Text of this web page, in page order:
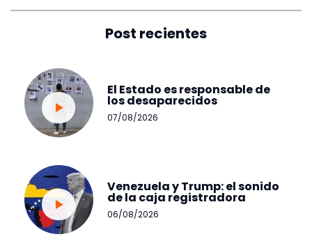
Post recientes
El Estado es responsable de
los desaparecidos
07/08/2026
Venezuela y Trump: el sonido
de la caja registradora
06/08/2026